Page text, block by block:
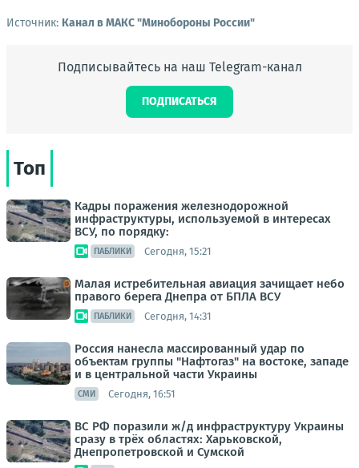
Источник: Канал в МАКС "Минобороны России"
Подписывайтесь на наш Telegram-канал
ПОДПИСАТЬСЯ
Топ
Кадры поражения железнодорожной
инфраструктуры, используемой в интересах
ВСУ, по порядку:
ПАБЛИКИ Сегодня, 15:21
Малая истребительная авиация зачищает небо
правого берега Днепра от БПЛА ВСУ
ПАБЛИКИ Сегодня, 14:31
Россия нанесла массированный удар по
объектам группы "Нафтогаз" на востоке, западе
и в центральной части Украины
СМИ Сегодня, 16:51
ВС РФ поразили ж/д инфраструктуру Украины
сразу в трёх областях: Харьковской,
Днепропетровской и Сумской